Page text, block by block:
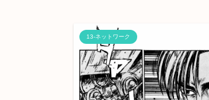
13-ネットワーク